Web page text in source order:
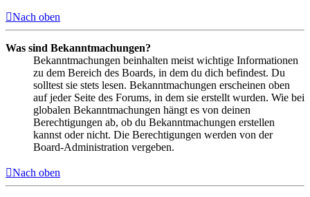
Nach oben
Was sind Bekanntmachungen?
Bekanntmachungen beinhalten meist wichtige Informationen
zu dem Bereich des Boards, in dem du dich befindest. Du
solltest sie stets lesen. Bekanntmachungen erscheinen oben
auf jeder Seite des Forums, in dem sie erstellt wurden. Wie bei
globalen Bekanntmachungen hängt es von deinen
Berechtigungen ab, ob du Bekanntmachungen erstellen
kannst oder nicht. Die Berechtigungen werden von der
Board-Administration vergeben.
Nach oben